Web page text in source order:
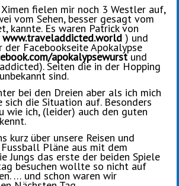
fielen mir noch 3 Westler auf,
vom Sehen, besser gesagt vom
kannte. Es waren Patrick von
www.traveladdicted.world ) und
der Facebookseite Apokalypse
apokalypsewurst und
Seiten die in der Hopping
sind.
bei den Dreien aber als ich mich
die Situation auf. Besonders
wie ich, (leider) auch den guten
kurz über unsere Reisen und
Pläne aus mit dem
Jungs das erste der beiden Spiele
besuchen wollte so nicht auf
… und schon waren wir